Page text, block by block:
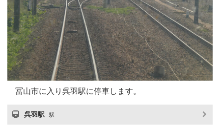
冨山市に入り呉羽駅に停車します。
呉羽駅 駅